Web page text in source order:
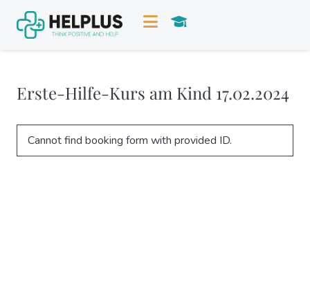
Erste-Hilfe-Kurs am Kind 17.02.2024
Cannot find booking form with provided ID.